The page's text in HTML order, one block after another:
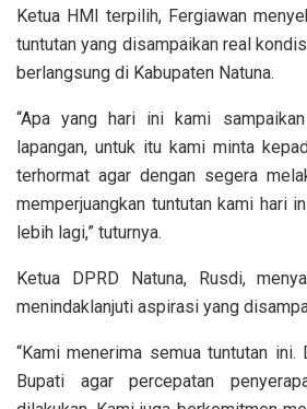
Ketua HMI terpilih, Fergiawan
tuntutan yang disampaikan real
berlangsung di Kabupaten Natuna.
“Apa yang hari ini kami
lapangan, untuk itu kami minta
terhormat agar dengan segera
memperjuangkan tuntutan kami hari
lebih lagi,” tuturnya.
Ketua DPRD Natuna, Rusdi,
menindaklanjuti aspirasi yang
“Kami menerima semua tuntutan ini.
Bupati agar percepatan